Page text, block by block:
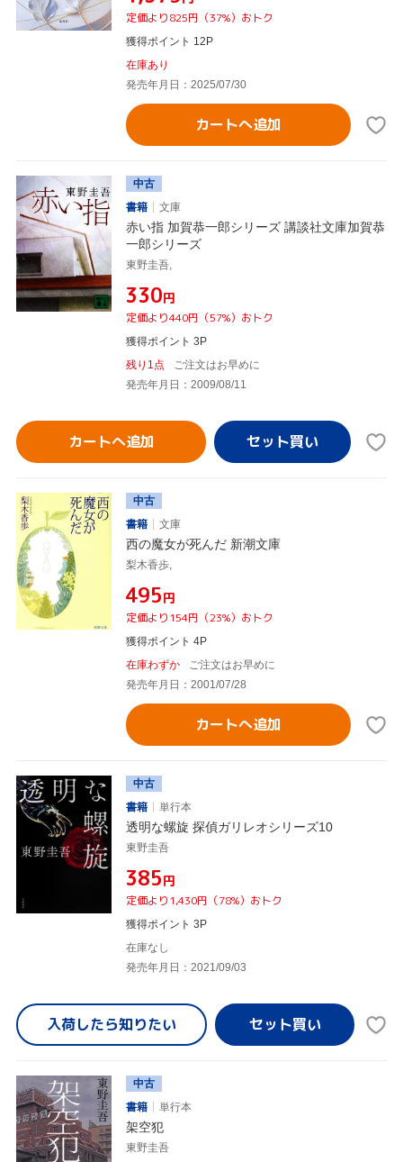
定価より825円（37%）おトク
獲得ポイント 12P
在庫あり
発売年月日：2025/07/30
カートへ追加
中古
書籍
文庫
赤い指 加賀恭一郎シリーズ 講談社文庫加賀恭
一郎シリーズ
東野圭吾,
¥330円
定価より440円（57%）おトク
獲得ポイント 3P
残り1点
ご注文はお早めに
発売年月日：2009/08/11
カートへ追加
中古
書籍
文庫
西の魔女が死んだ 新潮文庫
梨木香歩,
¥495円
定価より154円（23%）おトク
獲得ポイント 4P
在庫わずか
ご注文はお早めに
発売年月日：2001/07/28
カートへ追加
中古
書籍
単行本
透明な螺旋 探偵ガリレオシリーズ10
東野圭吾
¥385円
定価より1,430円（78%）おトク
獲得ポイント 3P
在庫なし
発売年月日：2021/09/03
入荷したら知りたい
中古
書籍
単行本
架空犯
東野圭吾